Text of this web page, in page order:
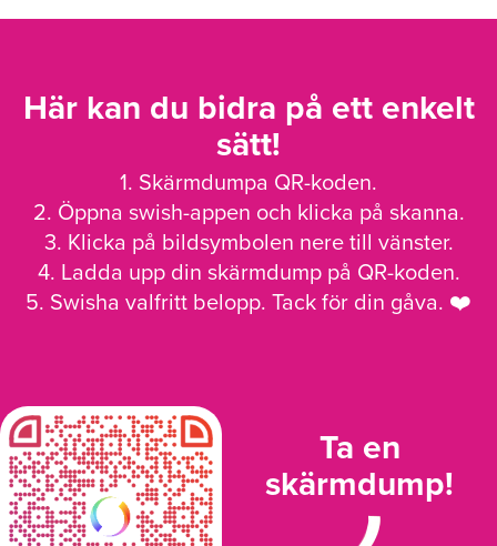
Här kan du bidra på ett enkelt
sätt!
1. Skärmdumpa QR-koden.
2. Öppna swish-appen och klicka på skanna.
3. Klicka på bildsymbolen nere till vänster.
4. Ladda upp din skärmdump på QR-koden.
5. Swisha valfritt belopp. Tack för din gåva. ❤️
Ta en
skärmdump!